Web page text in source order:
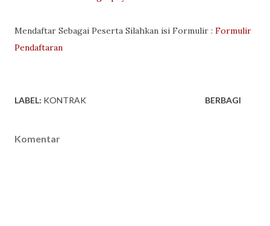
Mendaftar Sebagai Peserta Silahkan isi Formulir : Formulir
Pendaftaran
LABEL: KONTRAK BERBAGI
Komentar